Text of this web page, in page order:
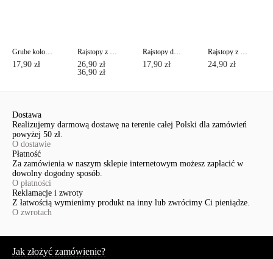
Grube kolorowe rajstopy COLOURS TOP Lycra®
17,90 zł
Rajstopy z imitacją pończoch ze sznurowaniem z tyłu POEMA Lycra®
26,90 zł
36,90 zł
Rajstopy damskie ze wzmocnią częścią majtkową NUANCE 20 Lycra®
17,90 zł
Rajstopy z efektem "delikatny jedwab" PRESTIGE 40 Lycra®
24,90 zł
Dostawa
Realizujemy darmową dostawę na terenie całej Polski dla zamówień
powyżej 50 zł.
O dostawie
Płatność
Za zamówienia w naszym sklepie internetowym możesz zapłacić w
dowolny dogodny sposób.
O płatności
Reklamacje i zwroty
Z łatwością wymienimy produkt na inny lub zwrócimy Ci pieniądze.
O zwrotach
Jak złożyć zamówienie?